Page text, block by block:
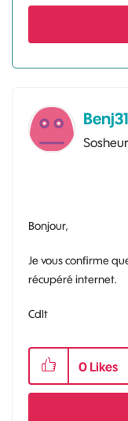
Bonjour,
Je vous confirme
récupéré internet.
Cdlt
0 Likes